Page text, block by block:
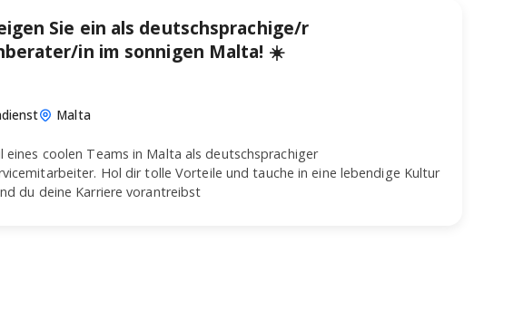
Sie ein als deutschsprachige/r
in im sonnigen Malta! ☀️
Malta
eines coolen Teams in Malta als deutschsprachiger
Hol dir tolle Vorteile und tauche in eine lebendige Kultur
du deine Karriere vorantreibst